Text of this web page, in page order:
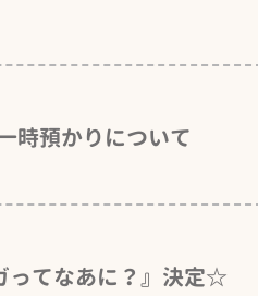
時預かりについて
ってなあに？』決定☆